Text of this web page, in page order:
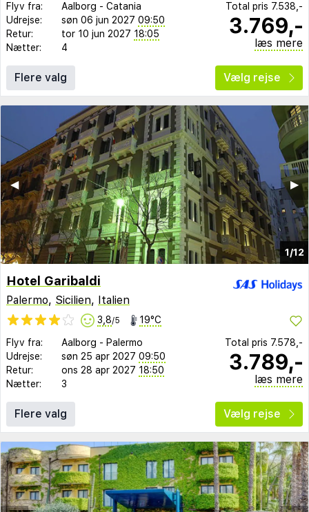
Flyv fra: Aalborg - Catania
Udrejse:
søn 06 jun 2027 09:50
Retur:
tor 10 jun 2027 18:05
Nætter:
4
Total pris 7.538,-
3.769,-
læs mere
Flere valg Vælg rejse
1/12
▶︎
◀︎
Hotel Garibaldi
Palermo, Sicilien, Italien
3,8/5 19°C
Flyv fra: Aalborg - Palermo
Udrejse:
søn 25 apr 2027 09:50
Retur:
ons 28 apr 2027 18:50
Nætter:
3
Total pris 7.578,-
3.789,-
læs mere
Flere valg Vælg rejse